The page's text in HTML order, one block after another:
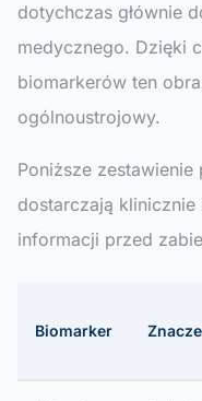
dotychczas głównie
medycznego. Dzięki
biomarkerów ten
ogólnoustrojowy.
Poniższe
dostarczają
informacji przed
Biomarker